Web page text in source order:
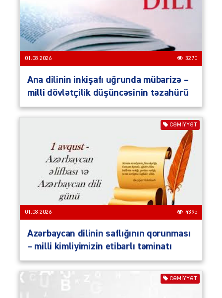
01.08.2026 3270
Ana dilinin inkişafı uğrunda mübarizə –
milli dövlətçilik düşüncəsinin təzahürü
CƏMIYYƏT
01.08.2026 4395
Azərbaycan dilinin saflığının qorunması
– milli kimliyimizin etibarlı təminatı
CƏMIYYƏT